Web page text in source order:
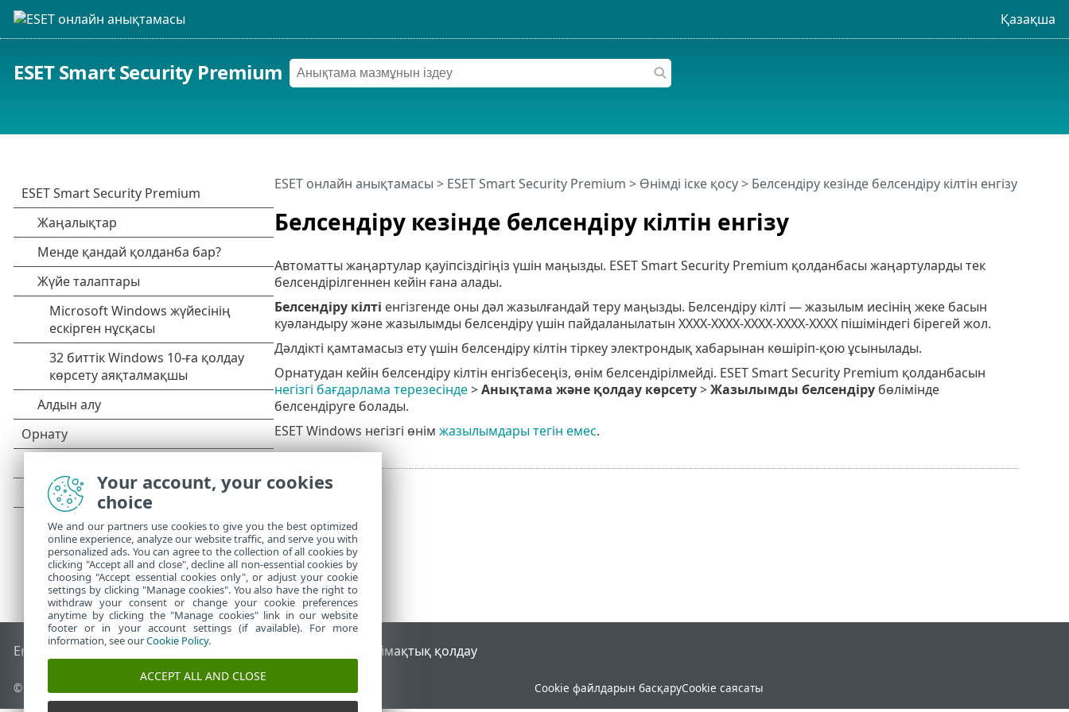
Қазақша
ESET Smart Security Premium
Белсендіру кезінде белсендіру кілтін енгізу
ESET онлайн анықтамасы > ESET Smart Security Premium > Өнімді іске қосу> Белсендіру кезінде белсендіру кілтін енгізу
Автоматты жаңартулар қауіпсіздігіңіз үшін маңызды. ESET Smart Security Premium қолданбасы жаңартуларды тек
белсендірілгеннен кейін ғана алады.
Белсендіру кілті енгізгенде оны дәл жазылғандай теру маңызды. Белсендіру кілті — жазылым иесінің жеке басын
куәландыру және жазылымды белсендіру үшін пайдаланылатын XXXX-XXXX-XXXX-XXXX-XXXX пішіміндегі бірегей жол.
Дәлдікті қамтамасыз ету үшін белсендіру кілтін тіркеу электрондық хабарынан көшіріп-қою ұсынылады.
Орнатудан кейін белсендіру кілтін енгізбесеңіз, өнім белсендірілмейді. ESET Smart Security Premium қолданбасын
негізгі бағдарлама терезесінде>Анықтама және қолдау көрсету>Жазылымды белсендірубөлімінде
белсендіруге болады.
ESET Windows негізгі өнім жазылымдары тегін емес.
End of Life ESET білім қоры ESET форумы Аймақтық қолдау
© 1992 - 2026 ESET, spol. s r.o. - Барлық құқықтары қорғалған. Cookie файлдарын басқаруCookie саясаты
Your account, your cookies
choice
We and our partners use cookies to give you the best optimized
online experience, analyze our website traffic, and serve you with
personalized ads. You can agree to the collection of all cookies by
clicking "Accept all and close", decline all non-essential cookies by
choosing "Accept essential cookies only", or adjust your cookie
settings by clicking "Manage cookies". You also have the right to
withdraw your consent or change your cookie preferences
anytime by clicking the "Manage cookies" link in our website
footer or in your account settings (if available). For more
information, see ourCookie Policy.
ACCEPT ALL AND CLOSE